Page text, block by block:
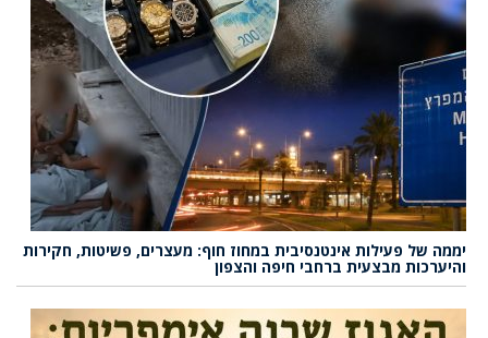
יממה של פעילות אינטנסיבית במחוז חוף: מעצרים, פשיטות, חקירות
והיערכות מבצעית ברחבי חיפה והצפון